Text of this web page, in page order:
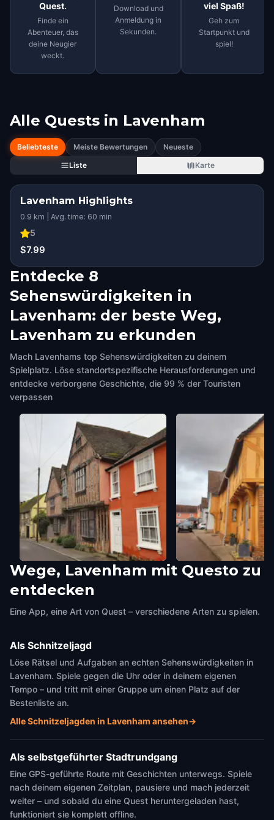
Quest.
Finde ein
Abenteuer, das
deine Neugier
weckt.
Download und
Anmeldung in
Sekunden.
viel Spaß!
Geh zum
Startpunkt und
spiel!
Alle Quests in Lavenham
Beliebteste Meiste Bewertungen
Neueste
Liste
Karte
Lavenham Highlights
0.9 km | Avg. time: 60 min
5
$7.99
Entdecke 8
Sehenswürdigkeiten in
Lavenham: der beste Weg,
Lavenham zu erkunden
Mach Lavenhams top Sehenswürdigkeiten zu deinem
Spielplatz. Löse standortspezifische Herausforderungen und
entdecke verborgene Geschichte, die 99 % der Touristen
verpassen
De Vere House
Lavenham, United Kingdom
Little Hall
Wege, Lavenham mit Questo zu
entdecken
Eine App, eine Art von Quest – verschiedene Arten zu spielen.
Als Schnitzeljagd
Löse Rätsel und Aufgaben an echten Sehenswürdigkeiten in
Lavenham. Spiele gegen die Uhr oder in deinem eigenen
Tempo – und tritt mit einer Gruppe um einen Platz auf der
Bestenliste an.
Alle Schnitzeljagden in Lavenham ansehen→
Als selbstgeführter Stadtrundgang
Eine GPS-geführte Route mit Geschichten unterwegs. Spiele
nach deinem eigenen Zeitplan, pausiere und mach jederzeit
weiter – und sobald du eine Quest heruntergeladen hast,
funktioniert sie komplett offline.